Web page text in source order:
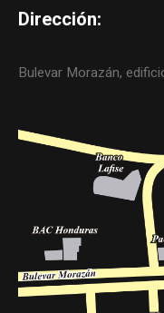
Dirección:
Bulevar Morazán,